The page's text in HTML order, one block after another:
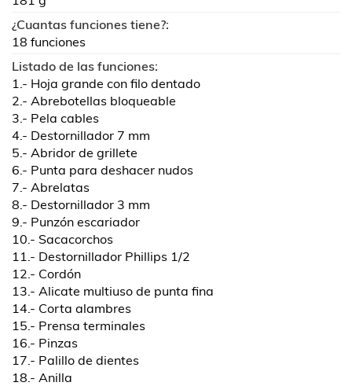
¿Cuantas funciones tiene?:
18 funciones
Listado de las funciones:
1.- Hoja grande con filo dentado
2.- Abrebotellas bloqueable
3.- Pela cables
4.- Destornillador 7 mm
5.- Abridor de grillete
6.- Punta para deshacer nudos
7.- Abrelatas
8.- Destornillador 3 mm
9.- Punzón escariador
10.- Sacacorchos
11.- Destornillador Phillips 1/2
12.- Cordón
13.- Alicate multiuso de punta fina
14.- Corta alambres
15.- Prensa terminales
16.- Pinzas
17.- Palillo de dientes
18.- Anilla